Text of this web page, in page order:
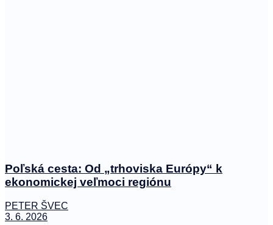
Poľská cesta: Od „trhoviska Európy“ k
ekonomickej veľmoci regiónu
PETER ŠVEC
3. 6. 2026